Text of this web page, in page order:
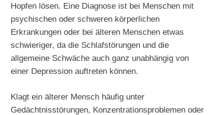
Hopfen lösen. Eine Diagnose ist bei Menschen mit
psychischen oder schweren körperlichen
Erkrankungen oder bei älteren Menschen etwas
schwieriger, da die Schlafstörungen und die
allgemeine Schwäche auch ganz unabhängig von
einer Depression auftreten können.
Klagt ein älterer Mensch häufig unter
Gedächtnisstörungen, Konzentrationsproblemen oder